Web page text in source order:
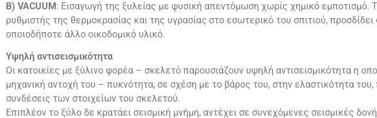
Β) VACUUM: Εισαγωγή της ξυλείας με φυσική απεντόμωση χωρίς χημικό εμποτισμό.
ρυθμιστής της θερμοκρασίας και της υγρασίας στο εσωτερικό του σπιτιού,
οποιοδήποτε άλλο οικοδομικό υλικό.
Υψηλή αντισεισμικότητα
Οι κατοικίες με ξύλινο φορέα – σκελετό παρουσιάζουν υψηλή αντισεισμικότητα η
μηχανική αντοχή του – πυκνότητα, σε σχέση με το βάρος του, στην ελαστικότητα
συνδέσεις των στοιχείων του σκελετού.
Επιπλέον το ξύλο δε κρατάει σεισμική μνήμη, αντέχει σε συνεχόμενες σεισμικές